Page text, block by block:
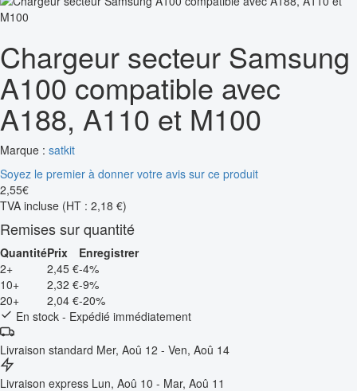
Chargeur secteur Samsung
A100 compatible avec
A188, A110 et M100
Marque : satkit
Soyez le premier à donner votre avis sur ce produit
2,55€
TVA incluse (HT : 2,18 €)
Remises sur quantité
QuantitéPrix
Enregistrer
2+
2,45 €-4%
10+
2,32 €-9%
20+
2,04 €-20%
En stock - Expédié immédiatement
Livraison standard Mer, Aoû 12 - Ven, Aoû 14
Livraison express Lun, Aoû 10 - Mar, Aoû 11